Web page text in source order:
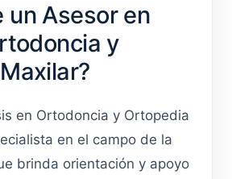
un Asesor en
y
en Ortodoncia y Ortopedia
en el campo de la
brinda orientación y apoyo